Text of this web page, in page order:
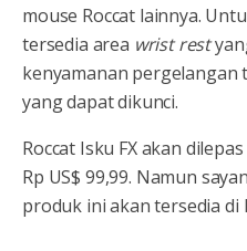
mouse Roccat lainnya.
tersedia area wrist rest
kenyamanan pergelangan
yang dapat dikunci.
Roccat Isku FX akan
Rp US$ 99,99. Namun
produk ini akan tersedia di